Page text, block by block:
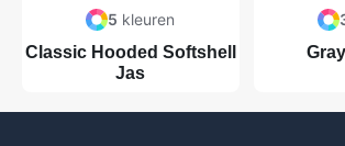
5 kleuren
Classic Hooded Softshell
Jas